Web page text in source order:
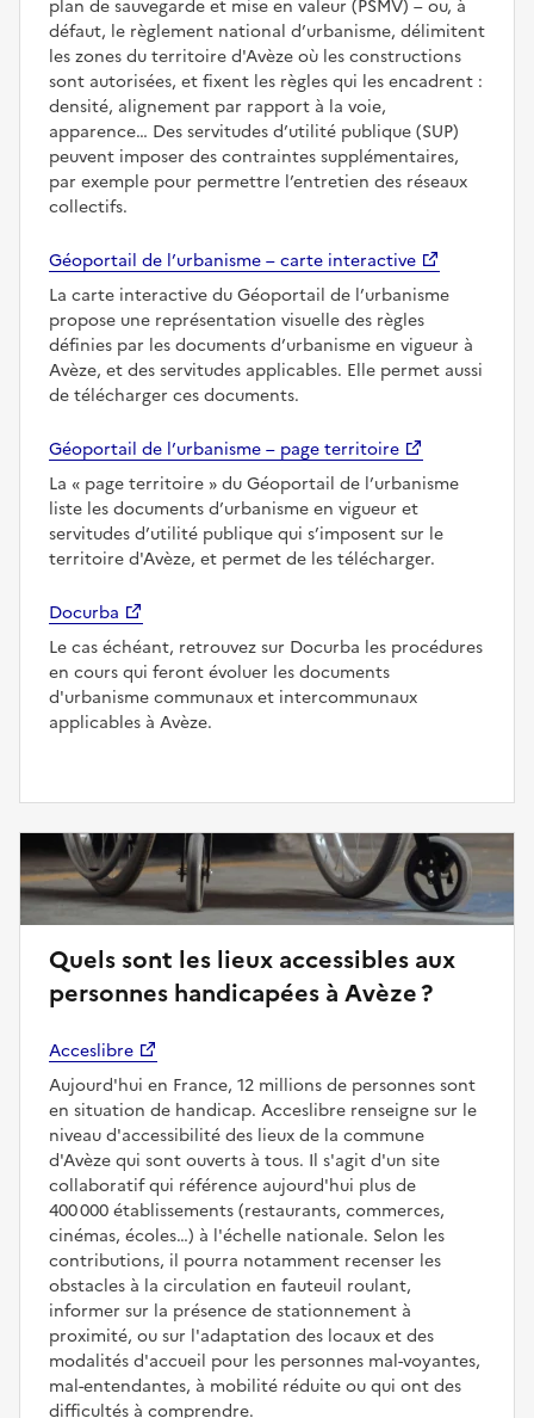
plan de sauvegarde et mise en valeur (PSMV) – ou, à
défaut, le règlement national d’urbanisme, délimitent
les zones du territoire d'Avèze où les constructions
sont autorisées, et fixent les règles qui les encadrent :
densité, alignement par rapport à la voie,
apparence… Des servitudes d’utilité publique (SUP)
peuvent imposer des contraintes supplémentaires,
par exemple pour permettre l’entretien des réseaux
collectifs.
Géoportail de l’urbanisme – carte interactive
La carte interactive du Géoportail de l’urbanisme
propose une représentation visuelle des règles
définies par les documents d’urbanisme en vigueur à
Avèze, et des servitudes applicables. Elle permet aussi
de télécharger ces documents.
Géoportail de l’urbanisme – page territoire
La
page territoire
du Géoportail de l’urbanisme
liste les documents d’urbanisme en vigueur et
servitudes d’utilité publique qui s’imposent sur le
territoire d'Avèze, et permet de les télécharger.
Docurba
Le cas échéant, retrouvez sur Docurba les procédures
en cours qui feront évoluer les documents
d'urbanisme communaux et intercommunaux
applicables à Avèze.
Quels sont les lieux accessibles aux
personnes handicapées à Avèze ?
Acceslibre
Aujourd'hui en France, 12 millions de personnes sont
en situation de handicap. Acceslibre renseigne sur le
niveau d'accessibilité des lieux de la commune
d'Avèze qui sont ouverts à tous. Il s'agit d'un site
collaboratif qui référence aujourd'hui plus de
400 000 établissements (restaurants, commerces,
cinémas, écoles…) à l'échelle nationale. Selon les
contributions, il pourra notamment recenser les
obstacles à la circulation en fauteuil roulant,
informer sur la présence de stationnement à
proximité, ou sur l'adaptation des locaux et des
modalités d'accueil pour les personnes mal-voyantes,
mal-entendantes, à mobilité réduite ou qui ont des
difficultés à comprendre.